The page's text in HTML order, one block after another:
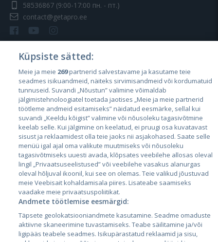
58536867 (9:00-17:00 пн. - пт.)
contact@getapro.ee
Страны
Эстония
Латвия
Литва
City24.lv
City24.ee
GetaPro.lv
CVbankas.lt
Kainos.lt
Paslaugos.lt
Küpsiste sätted:
Meie ja meie 269partnerid salvestavame ja kasutame teie
seadmes isikuandmeid, näiteks sirvimisandmeid või kordumatuid
tunnuseid. Suvandi „Nõustun” valimine võimaldab
jälgimistehnoloogiatel toetada jaotises „Meie ja meie partnerid
töötleme andmeid esitamiseks” näidatud eesmärke, sellal kui
suvandi „Keeldu kõigist” valimine või nõusoleku tagasivõtmine
keelab selle. Kui jälgimine on keelatud, ei pruugi osa kuvatavast
sisust ja reklaamidest olla teie jaoks nii asjakohased. Saate selle
menüü igal ajal oma valikute muutmiseks või nõusoleku
tagasivõtmiseks uuesti avada, klõpsates veebilehe allosas oleval
lingil „Privaatsuseelistused” või veebilehe vasakus alanurgas
oleval hõljuval ikoonil, kui see on olemas. Teie valikud jõustuvad
meie Veebisait kohaldamisala piires. Lisateabe saamiseks
vaadake meie privaatsuspoliitikat.
Andmete töötlemise eesmärgid:
Täpsete geolokatsiooniandmete kasutamine. Seadme omaduste
aktiivne skaneerimine tuvastamiseks. Teabe säilitamine ja/või
ligipääs teabele seadmes. Isikupärastatud reklaamid ja sisu,